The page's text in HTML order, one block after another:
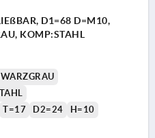
D1=68 D=M10,
KOMP:STAHL
T=17 D2=24
H=10